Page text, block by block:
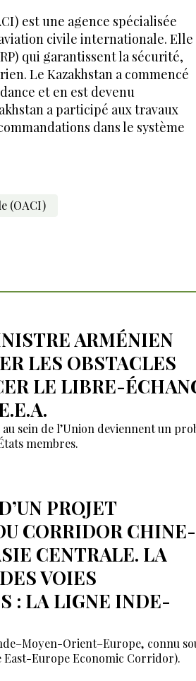
est une agence spécialisée
civile internationale. Elle
qui garantissent la sécurité,
Le Kazakhstan a commencé
et en est devenu
a participé aux travaux
dans le système
(OACI)
ARMÉNIEN
LES OBSTACLES
LE LIBRE-
sein de l’Union deviennent un
membres.
PROJET
CORRIDOR CHINE-
CENTRALE. LA
VOIES
: LA LIGNE INDE-
Orient–Europe, connu
Europe Economic Corridor).